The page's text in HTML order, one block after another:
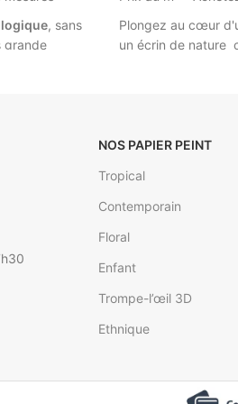
, sans
grande
(Ex : 4.5 m sur
Plongez au cœur
un écrin de nature
oiseau exotique
qui va épater vos
réalisé sur mesure
@ walldesign
Entrez la taille de
prix de votre
2.85).
NOS PAPIER PEINT
Tropical
Contemporain
Floral
Enfant
Trompe-l’œil 3D
Ethnique